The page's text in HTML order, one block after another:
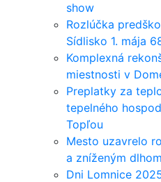
show
Rozlúčka
Sídlisko 1. mája
Komplexná
miestnosti v
Preplatky za
tepelného
Topľou
Mesto uzavrelo
a zníženým dlhom
Dni Lomnice